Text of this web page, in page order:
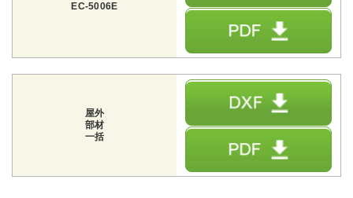
EC-5006E
屋外
部材
一括